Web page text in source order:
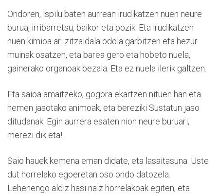
Ondoren, ispilu baten aurrean irudikatzen nuen neure
burua, irribarretsu, baikor eta pozik. Eta irudikatzen
nuen kimioa ari zitzaidala odola garbitzen eta hezur
muinak osatzen, eta barea gero eta hobeto nuela,
gainerako organoak bezala. Eta ez nuela ilerik galtzen.
Eta saioa amaitzeko, gogora ekartzen nituen han eta
hemen jasotako animoak, eta bereziki Sustatun jaso
ditudanak. Egin aurrera esaten nion neure buruari,
merezi dik eta!.
Saio hauek kemena eman didate, eta lasaitasuna. Uste
dut horrelako egoeretan oso ondo datozela.
Lehenengo aldiz hasi naiz horrelakoak egiten, eta